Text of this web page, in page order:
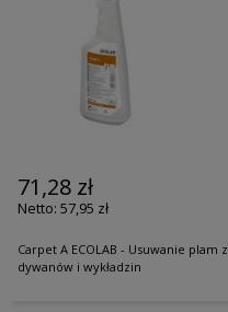
71,28 zł
57,95 zł
Carpet A ECOLAB - Usuwanie plam z
dywanów i wykładzin